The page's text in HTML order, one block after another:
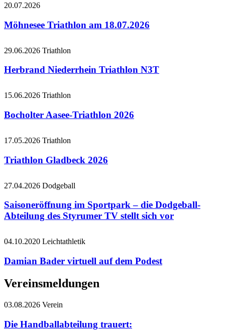
20.07.2026
Möhnesee Triathlon am 18.07.2026
29.06.2026 Triathlon
Herbrand Niederrhein Triathlon N3T
15.06.2026 Triathlon
Bocholter Aasee-Triathlon 2026
17.05.2026 Triathlon
Triathlon Gladbeck 2026
27.04.2026 Dodgeball
Saisoneröffnung im Sportpark – die Dodgeball-
Abteilung des Styrumer TV stellt sich vor
04.10.2020 Leichtathletik
Damian Bader virtuell auf dem Podest
Vereinsmeldungen
03.08.2026 Verein
Die Handballabteilung trauert: